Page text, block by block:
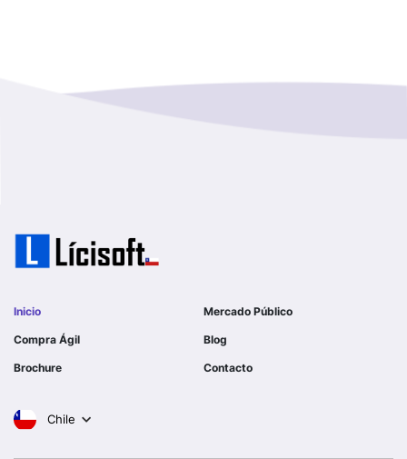
GOBERNACION PROVINCIAL DE TALCA
I MUNICIPALIDAD DE GORBEA
I MUNICIPALIDAD DE NINHUE
Region Del Biobio
Tarapaca
Inicio Mercado Público
Compra Ágil Blog
Brochure Contacto
Chile